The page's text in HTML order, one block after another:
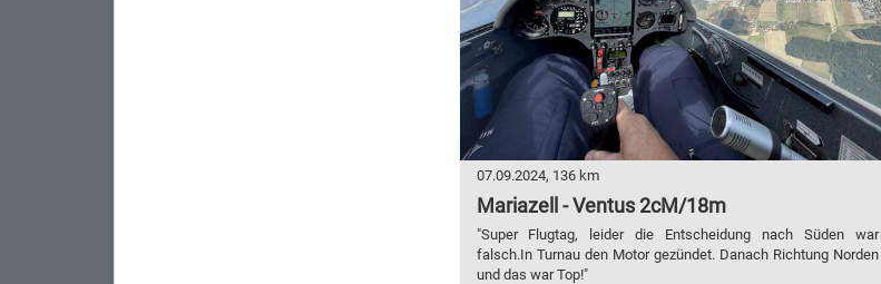
07.09.2024, 136 km
Mariazell - Ventus 2cM/18m
"Super Flugtag, leider die Entscheidung nach Süden war
falsch.In Turnau den Motor gezündet. Danach Richtung Norden
und das war Top!"